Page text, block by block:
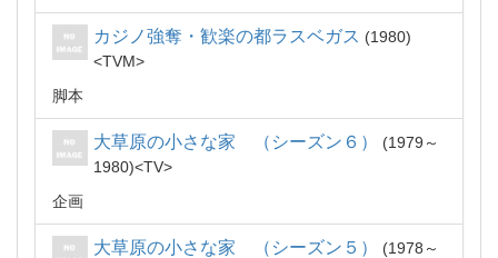
カジノ強奪・歓楽の都ラスベガス
1980
TVM
脚本
大草原の小さな家 （シーズン６）
1979～
1980
TV
企画
大草原の小さな家 （シーズン５）
1978～